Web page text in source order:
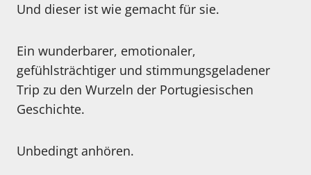
Und dieser ist wie gemacht für sie.
Ein wunderbarer, emotionaler,
gefühlsträchtiger und stimmungsgeladener
Trip zu den Wurzeln der Portugiesischen
Geschichte.
Unbedingt anhören.